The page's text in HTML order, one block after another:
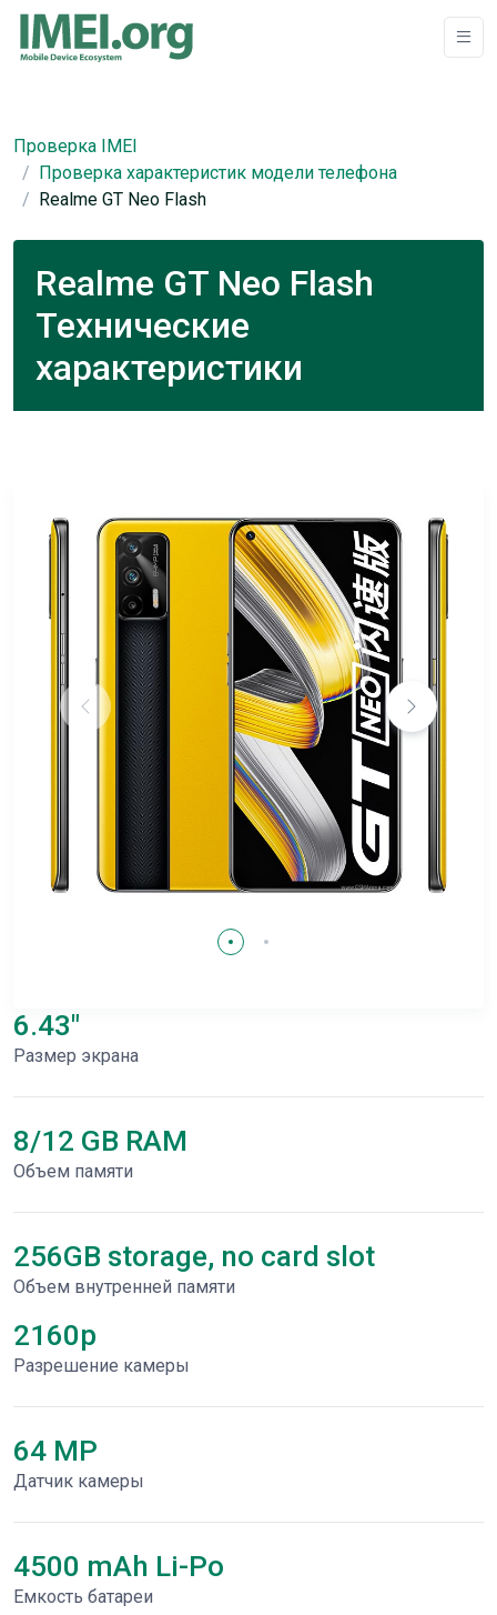
Проверка IMEI
Проверка характеристик модели телефона
Realme GT Neo Flash
Realme GT Neo Flash
Технические
характеристики
6.43"
Размер экрана
8/12 GB RAM
Объем памяти
256GB storage, no card slot
Объем внутренней памяти
2160p
Разрешение камеры
64 MP
Датчик камеры
4500 mAh Li-Po
Емкость батареи